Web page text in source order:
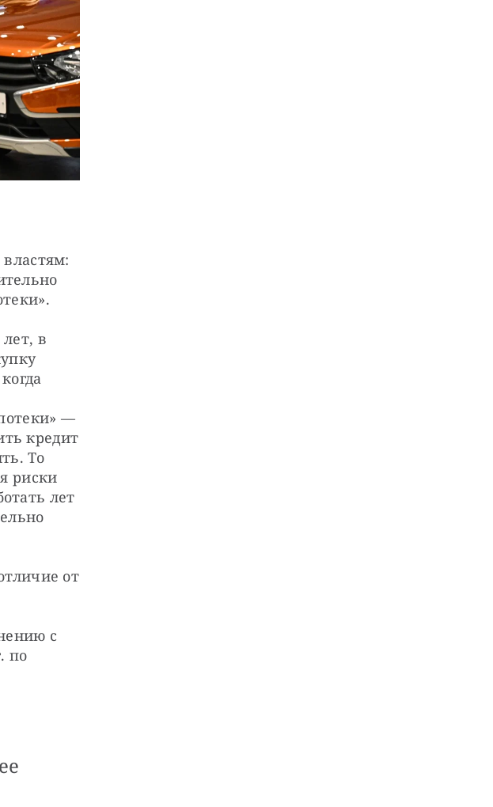
в
—
кредит
То
риски
лет
от
с
по